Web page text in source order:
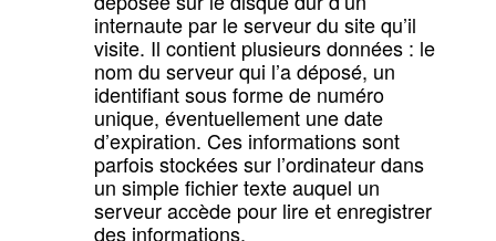
internaute par le serveur du site qu’il
visite. Il contient plusieurs données : le
nom du serveur qui l’a déposé, un
identifiant sous forme de numéro
unique, éventuellement une date
d’expiration. Ces informations sont
parfois stockées sur l’ordinateur dans
un simple fichier texte auquel un
serveur accède pour lire et enregistrer
des informations,